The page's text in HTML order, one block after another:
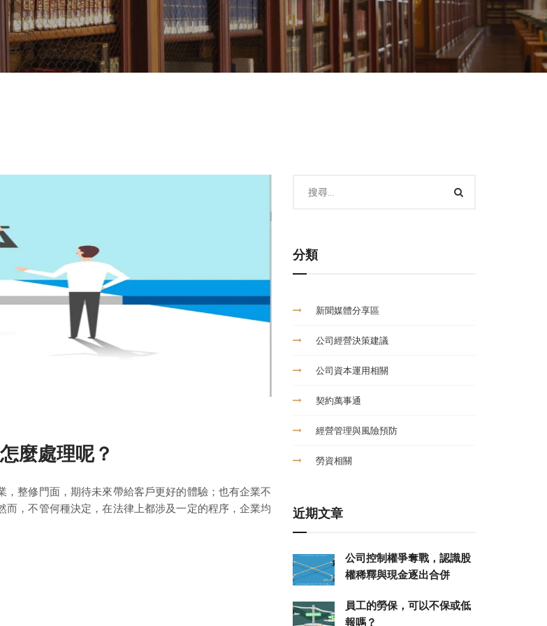
麼處理呢？
整修門面，期待未來帶給客戶更好的體驗；也有企業不
，不管何種決定，在法律上都涉及一定的程序，企業均
分類
新聞媒體分享區
公司經營決策建議
公司資本運用相關
契約萬事通
經營管理與風險預防
勞資相關
近期文章
公司控制權爭奪戰，認識股
權稀釋與現金逐出合併
員工的勞保，可以不保或低
報嗎？